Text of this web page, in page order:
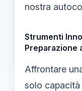
nostra
Strumenti
Preparazione
Affrontare
solo